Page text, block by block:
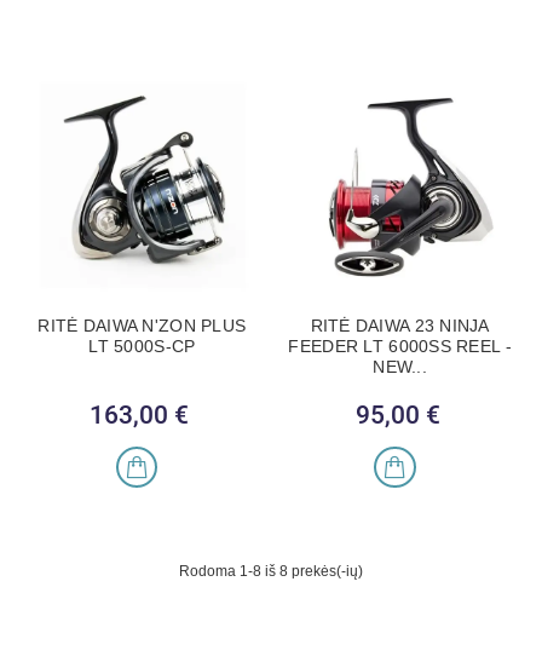
RITĖ DAIWA N'ZON PLUS
LT 5000S-CP
Kaina
163,00 €
RITĖ DAIWA 23 NINJA
FEEDER LT 6000SS REEL -
NEW...
Kaina
95,00 €
Rodoma 1-8 iš 8 prekės(-ių)